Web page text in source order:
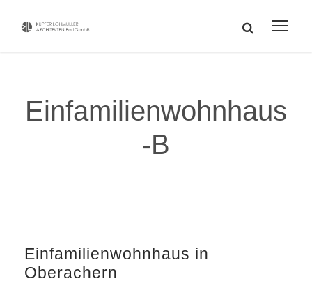
Einfamilienwohnhaus
-B
Einfamilienwohnhaus in
Oberachern